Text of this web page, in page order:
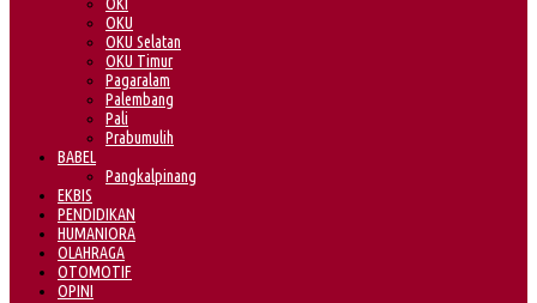
OKI
OKU
OKU Selatan
OKU Timur
Pagaralam
Palembang
Pali
Prabumulih
BABEL
Pangkalpinang
EKBIS
PENDIDIKAN
HUMANIORA
OLAHRAGA
OTOMOTIF
OPINI